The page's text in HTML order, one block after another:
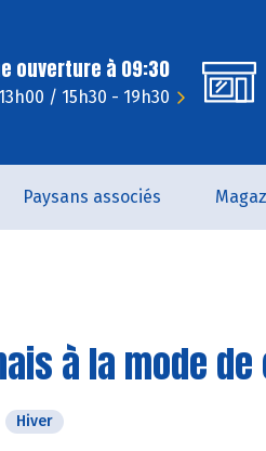
ouverture à 09:30
/ 15h30 - 19h30
Paysans associés
à la mode de
Hiver